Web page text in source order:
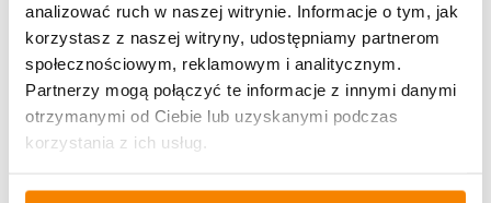
analizować ruch w naszej witrynie. Informacje o tym, jak
korzystasz z naszej witryny, udostępniamy partnerom
społecznościowym, reklamowym i analitycznym.
Partnerzy mogą połączyć te informacje z innymi danymi
otrzymanymi od Ciebie lub uzyskanymi podczas
korzystania z ich usług.
Opis produktu
Specyfikacja